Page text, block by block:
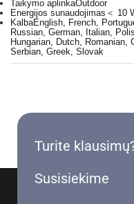
Taikymo aplinkaOutdoor
Energijos sunaudojimas ＜ 10
KalbaEnglish, French,
Russian, German, Italian,
Hungarian, Dutch, Romanian,
Serbian, Greek, Slovak
Turite
Susisiekime